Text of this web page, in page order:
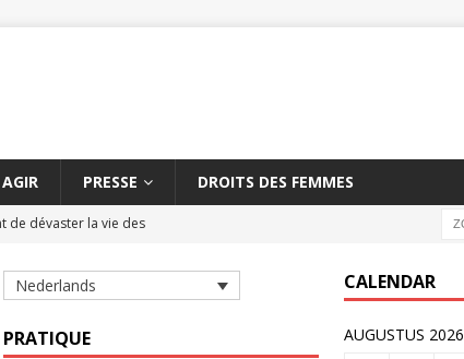
AGIR PRESSE DROITS DES FEMMES
de dévaster la vie des
explosives
AMNESTY
contre l'humanité
Nederlands
PRATIQUE
CALENDAR
AUGUSTUS 2026